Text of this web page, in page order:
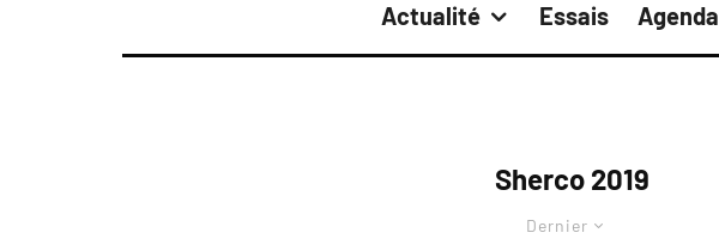
Actualité Essais Agenda
Sherco 2019
Dernier